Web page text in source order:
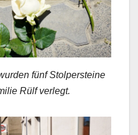
fünf Stolpersteine
Rülf verlegt.